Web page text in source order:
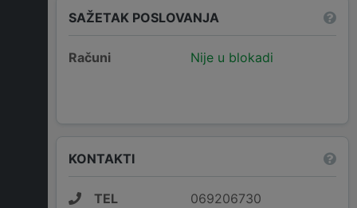
SAŽETAK POSLOVANJA
Računi Nije u blokadi
KONTAKTI
TEL
069206730